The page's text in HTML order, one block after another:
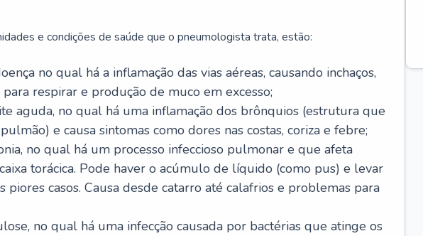
e condições de saúde que o pneumologista trata, estão:
no qual há a inflamação das vias aéreas, causando inchaços,
respirar e produção de muco em excesso;
aguda, no qual há uma inflamação dos brônquios (estrutura que
e causa sintomas como dores nas costas, coriza e febre;
no qual há um processo infeccioso pulmonar e que afeta
torácica. Pode haver o acúmulo de líquido (como pus) e levar
piores casos. Causa desde catarro até calafrios e problemas para
no qual há uma infecção causada por bactérias que atinge os